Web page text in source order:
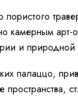
камерным
и природной
палаццо,